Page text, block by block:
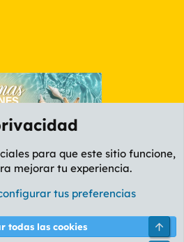
AMARILLO
Política de privacidad Ayuda
para que este sitio funcione,
mejorar tu experiencia.
tus preferencias
todas las cookies